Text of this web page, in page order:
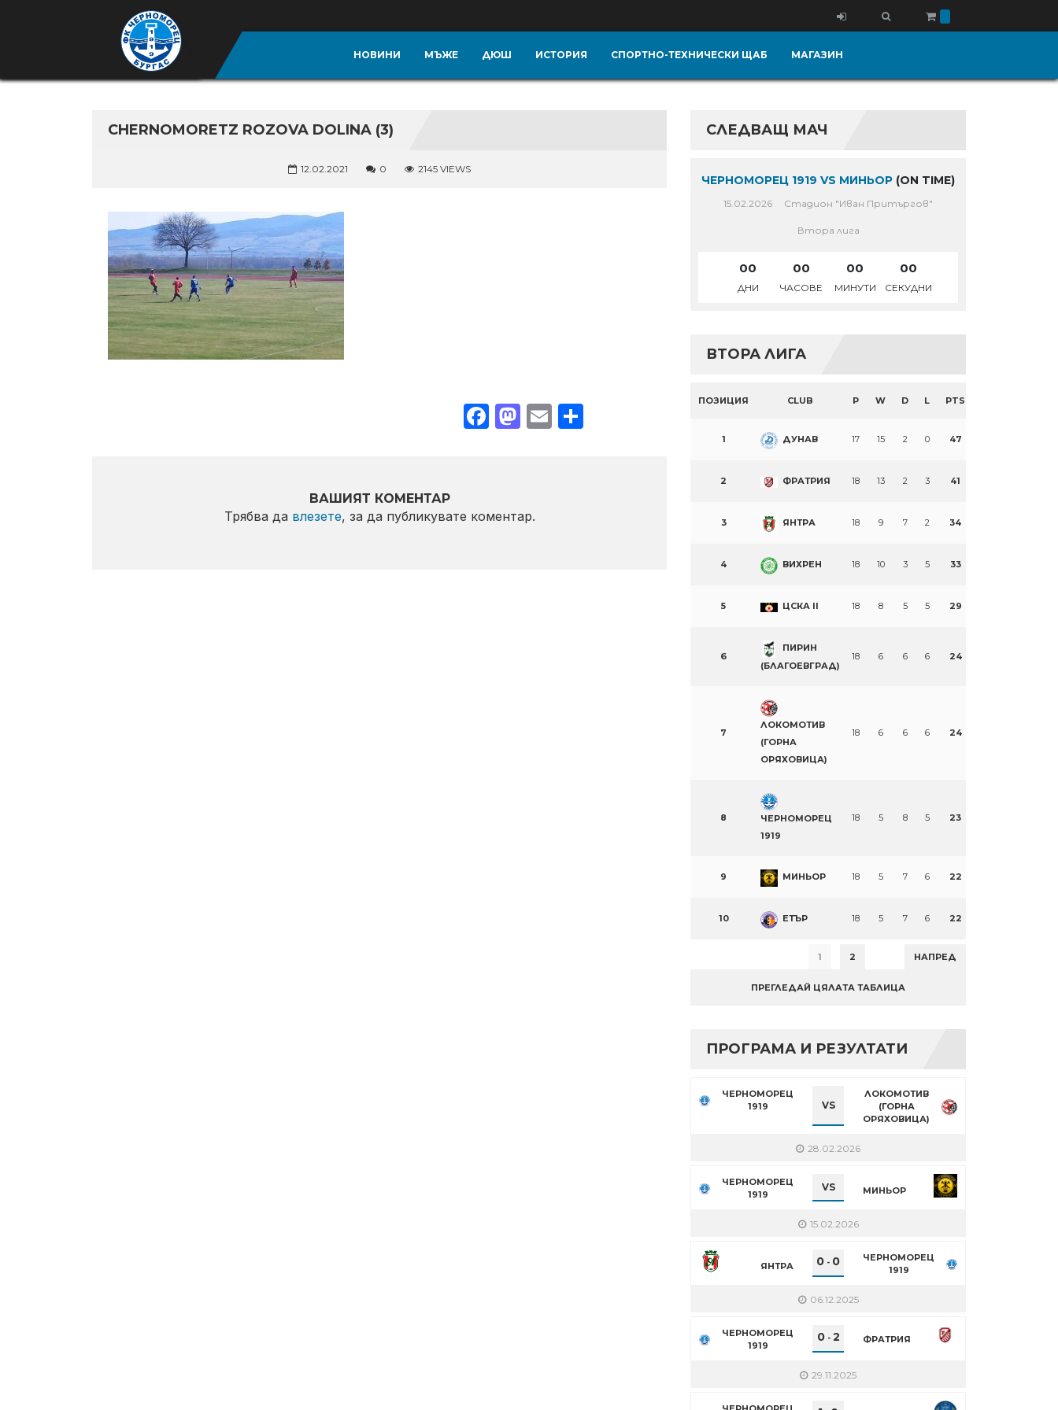
НОВИНИ МЪЖЕ ДЮШ ИСТОРИЯ СПОРТНО-ТЕХНИЧЕСКИ ЩАБ МАГАЗИН
CHERNOMORETZ ROZOVA DOLINA (3)
12.02.2021 0 2145 VIEWS
Facebook
Mastodon
EmailShare
ВАШИЯТ КОМЕНТАР
Трябва да влезете, за да публикувате коментар.
СЛЕДВАЩ МАЧ
ЧЕРНОМОРЕЦ 1919 VS МИНЬОР (ON TIME)
15.02.2026 Стадион "Иван Притъргов"
Втора лига
00
ДНИ
00
ЧАСОВЕ
00
МИНУТИ
00
СЕКУДНИ
ВТОРА ЛИГА
ПОЗИЦИЯ CLUB P W D L PTS
1 ДУНАВ 17 15 2 0 47
2 ФРАТРИЯ 18 13 2 3 41
3 ЯНТРА 18 9 7 2 34
4 ВИХРЕН 18 10 3 5 33
5 ЦСКА II 18 8 5 5 29
6
ПИРИН
(БЛАГОЕВГРАД)
18 6 6 6 24
7
ЛОКОМОТИВ
(ГОРНА
ОРЯХОВИЦА)
18 6 6 6 24
8
ЧЕРНОМОРЕЦ
1919
18 5 8 5 23
9 МИНЬОР 18 5 7 6 22
10 ЕТЪР 18 5 7 6 22
1 2 НАПРЕД
ПРЕГЛЕДАЙ ЦЯЛАТА ТАБЛИЦА
ПРОГРАМА И РЕЗУЛТАТИ
ЧЕРНОМОРЕЦ
1919
VS
ЛОКОМОТИВ
(ГОРНА
ОРЯХОВИЦА)
28.02.2026
ЧЕРНОМОРЕЦ
1919
VS МИНЬОР
15.02.2026
ЯНТРА 0 - 0
ЧЕРНОМОРЕЦ
1919
06.12.2025
ЧЕРНОМОРЕЦ
1919
0- 2 ФРАТРИЯ
29.11.2025